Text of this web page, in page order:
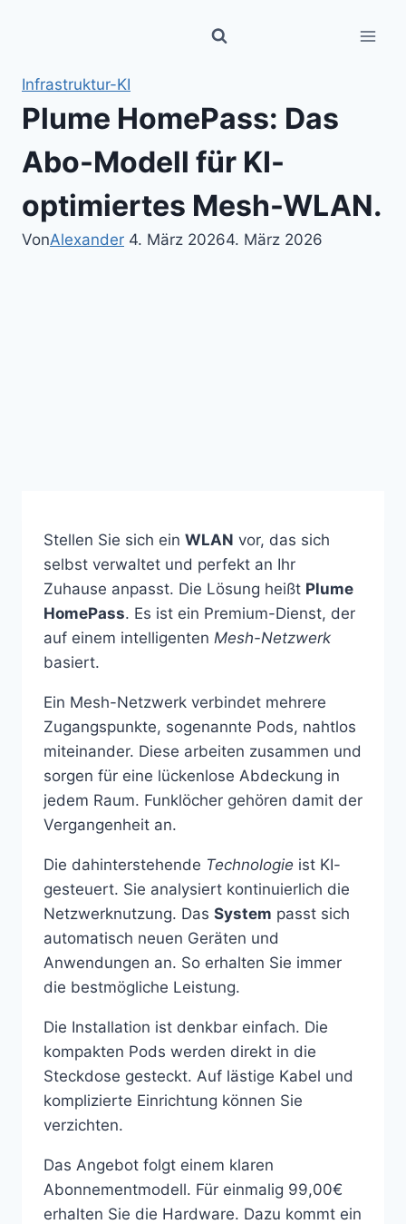
Infrastruktur-KI
Plume HomePass: Das
Abo-Modell für KI-
optimiertes Mesh-WLAN.
VonAlexander 4. März 20264. März 2026
Stellen Sie sich ein WLAN vor, das sich
selbst verwaltet und perfekt an Ihr
Zuhause anpasst. Die Lösung heißt Plume
HomePass. Es ist ein Premium-Dienst, der
auf einem intelligenten Mesh-Netzwerk
basiert.
Ein Mesh-Netzwerk verbindet mehrere
Zugangspunkte, sogenannte Pods, nahtlos
miteinander. Diese arbeiten zusammen und
sorgen für eine lückenlose Abdeckung in
jedem Raum. Funklöcher gehören damit der
Vergangenheit an.
Die dahinterstehende Technologie ist KI-
gesteuert. Sie analysiert kontinuierlich die
Netzwerknutzung. Das System passt sich
automatisch neuen Geräten und
Anwendungen an. So erhalten Sie immer
die bestmögliche Leistung.
Die Installation ist denkbar einfach. Die
kompakten Pods werden direkt in die
Steckdose gesteckt. Auf lästige Kabel und
komplizierte Einrichtung können Sie
verzichten.
Das Angebot folgt einem klaren
Abonnementmodell. Für einmalig 99,00€
erhalten Sie die Hardware. Dazu kommt ein